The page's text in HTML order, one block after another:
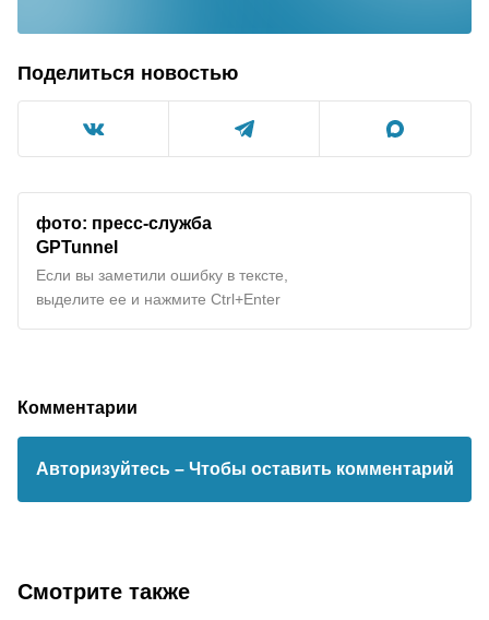
Поделиться новостью
фото: пресс-служба
GPTunnel
Если вы заметили ошибку в тексте,
выделите ее и нажмите Ctrl+Enter
Комментарии
Авторизуйтесь – Чтобы оставить комментарий
Смотрите также